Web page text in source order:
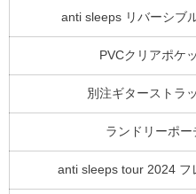
anti sleeps リバーシブ
PVCクリアポケ
別注ギターストラ
ランドリーポー
anti sleeps tour 2024 フ